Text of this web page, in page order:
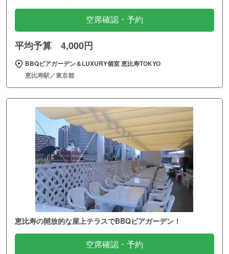
空席確認・予約
平均予算 4,000円
BBQビアガーデン＆LUXURY個室 恵比寿TOKYO
恵比寿駅／東京都
恵比寿の開放的な屋上テラスでBBQビアガーデン！
空席確認・予約